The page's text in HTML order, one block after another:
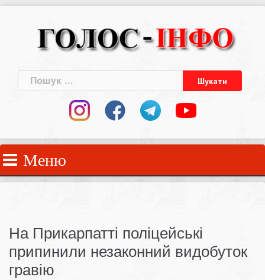
Пошук:
Меню
На Прикарпатті поліцейські
припинили незаконний видобуток
гравію